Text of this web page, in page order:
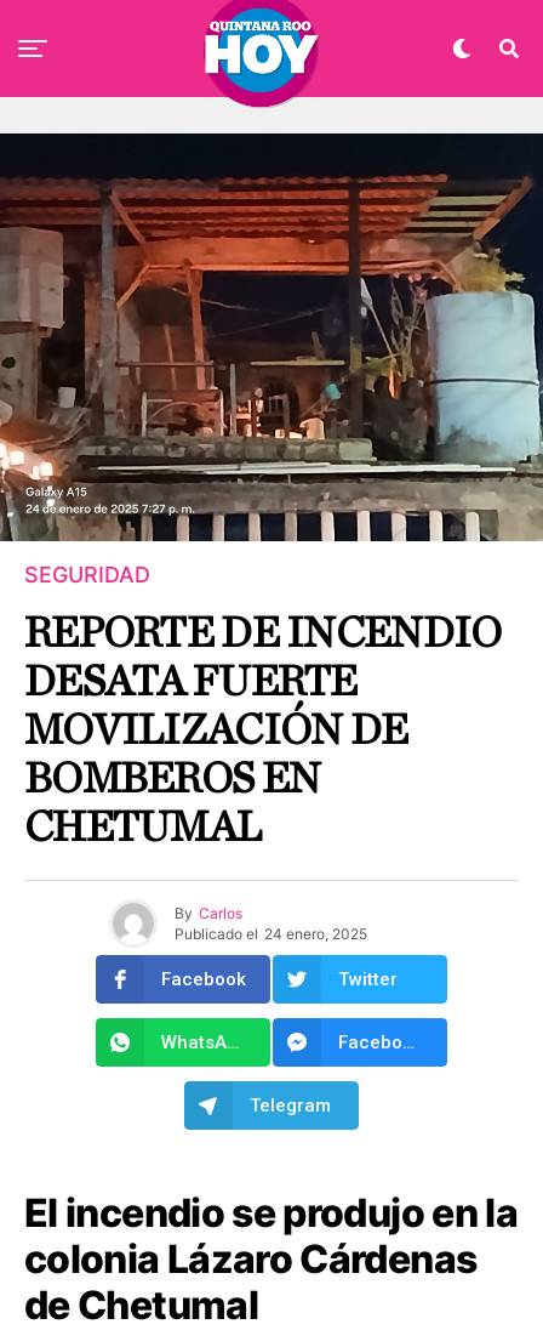
SEGURIDAD
REPORTE DE INCENDIO
DESATA FUERTE
MOVILIZACIÓN DE
BOMBEROS EN
CHETUMAL
By Carlos
Publicado el 24 enero, 2025
Facebook Twitter
WhatsApp Facebook Messenger
Telegram
El incendio se produjo en la
colonia Lázaro Cárdenas
de Chetumal